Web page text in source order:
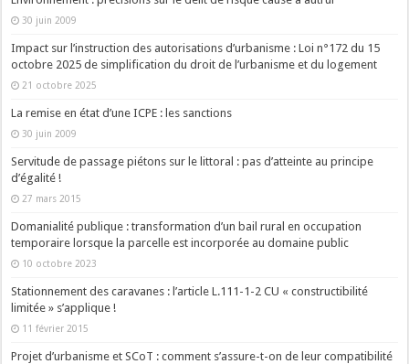
30 juin 2009
Impact sur l’instruction des autorisations d’urbanisme : Loi n°172 du 15
octobre 2025 de simplification du droit de l’urbanisme et du logement
21 octobre 2025
La remise en état d’une ICPE : les sanctions
30 juin 2009
Servitude de passage piétons sur le littoral : pas d’atteinte au principe
d’égalité !
27 mars 2015
Domanialité publique : transformation d’un bail rural en occupation
temporaire lorsque la parcelle est incorporée au domaine public
10 octobre 2023
Stationnement des caravanes : l’article L.111-1-2 CU « constructibilité
limitée » s’applique !
11 février 2015
Projet d’urbanisme et SCoT : comment s’assure-t-on de leur compatibilité